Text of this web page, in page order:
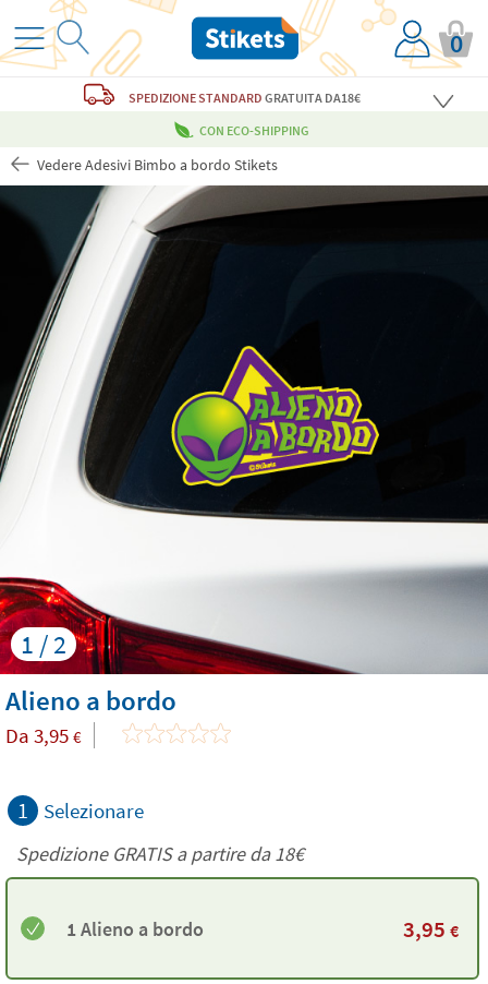
0
SPEDIZIONE STANDARD GRATUITADA18€
CON ECO-SHIPPING
Vedere Adesivi Bimbo a bordo Stikets
1 / 2
Alieno a bordo
Da 3,95 €
1 Selezionare
Spedizione GRATIS a partire da18€
1 Alieno a bordo 3,95 €